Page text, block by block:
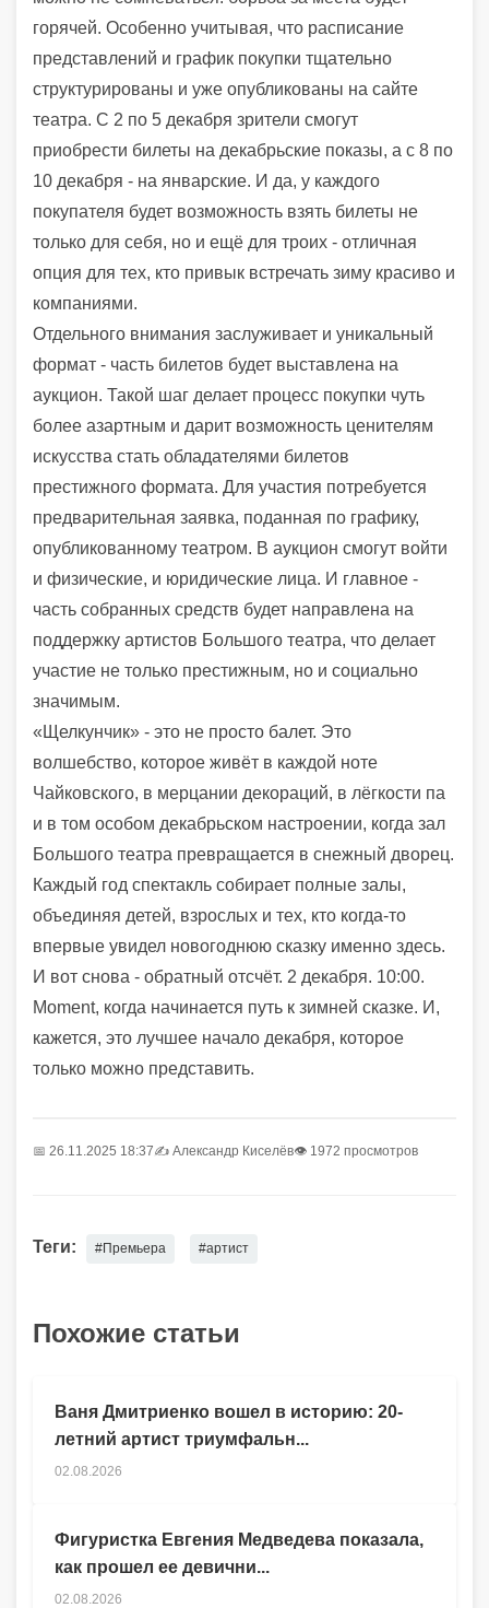
горячей. Особенно учитывая, что расписание
представлений и график покупки тщательно
структурированы и уже опубликованы на сайте
театра. С 2 по 5 декабря зрители смогут
приобрести билеты на декабрьские показы, а с 8 по
10 декабря - на январские. И да, у каждого
покупателя будет возможность взять билеты не
только для себя, но и ещё для троих - отличная
опция для тех, кто привык встречать зиму красиво и
компаниями.
Отдельного внимания заслуживает и уникальный
формат - часть билетов будет выставлена на
аукцион. Такой шаг делает процесс покупки чуть
более азартным и дарит возможность ценителям
искусства стать обладателями билетов
престижного формата. Для участия потребуется
предварительная заявка, поданная по графику,
опубликованному театром. В аукцион смогут войти
и физические, и юридические лица. И главное -
часть собранных средств будет направлена на
поддержку артистов Большого театра, что делает
участие не только престижным, но и социально
значимым.
«Щелкунчик» - это не просто балет. Это
волшебство, которое живёт в каждой ноте
Чайковского, в мерцании декораций, в лёгкости па
и в том особом декабрьском настроении, когда зал
Большого театра превращается в снежный дворец.
Каждый год спектакль собирает полные залы,
объединяя детей, взрослых и тех, кто когда-то
впервые увидел новогоднюю сказку именно здесь.
И вот снова - обратный отсчёт. 2 декабря. 10:00.
Мoment, когда начинается путь к зимней сказке. И,
кажется, это лучшее начало декабря, которое
только можно представить.
📅 26.11.2025 18:37✍️ Александр Киселёв👁 1972 просмотров
Теги: #Премьера #артист
Похожие статьи
Ваня Дмитриенко вошел в историю: 20-
летний артист триумфальн...
02.08.2026
Фигуристка Евгения Медведева показала,
как прошел ее девични...
02.08.2026